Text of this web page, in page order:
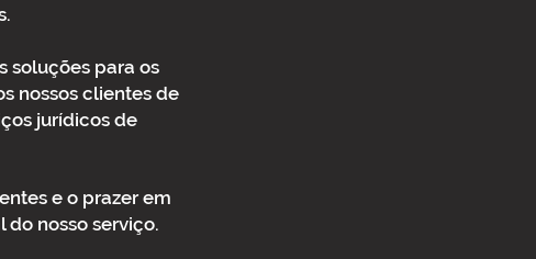
soluções para os
nossos clientes de
jurídicos de
e o prazer em
nosso serviço.